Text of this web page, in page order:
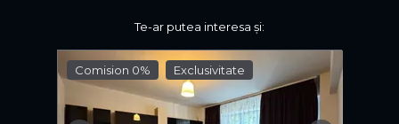
Te-ar putea interesa și:
Comision 0% Exclusivitate